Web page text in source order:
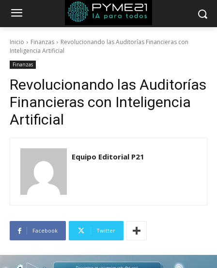
Inicio Finanzas
Revolucionando las Auditorías Financieras con
Inteligencia Artificial
Finanzas
Revolucionando las Auditorías
Financieras con Inteligencia
Artificial
Equipo Editorial P21
Facebook Twitter